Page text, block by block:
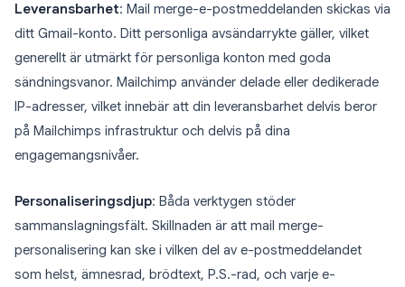
Leveransbarhet: Mail merge-e-postmeddelanden skickas via
ditt Gmail-konto. Ditt personliga avsändarrykte gäller, vilket
generellt är utmärkt för personliga konton med goda
sändningsvanor. Mailchimp använder delade eller dedikerade
IP-adresser, vilket innebär att din leveransbarhet delvis beror
på Mailchimps infrastruktur och delvis på dina
engagemangsnivåer.
Personaliseringsdjup: Båda verktygen stöder
sammanslagningsfält. Skillnaden är att mail merge-
personalisering kan ske i vilken del av e-postmeddelandet
som helst, ämnesrad, brödtext, P.S.-rad, och varje e-